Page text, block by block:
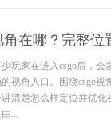
角在哪？完整
玩家在进入csgo后，
视角入口。围绕csgo
清楚怎么样定位并优化
...